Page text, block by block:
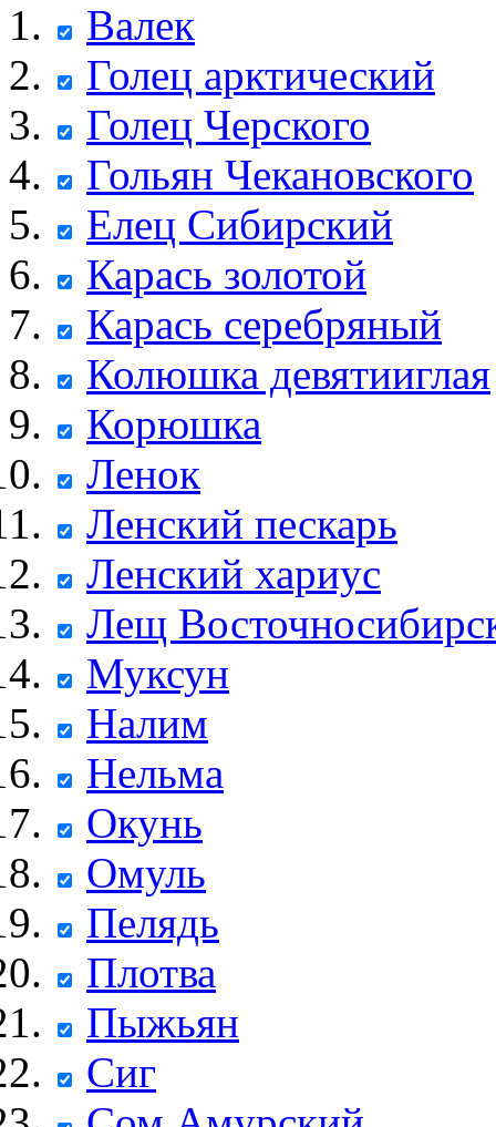
Валек
Голец арктический
Голец Черского
Гольян Чекановского
Елец Сибирский
Карась золотой
Карась серебряный
Колюшка девятииглая
Корюшка
Ленок
Ленский пескарь
Ленский хариус
Лещ
Муксун
Налим
Нельма
Окунь
Омуль
Пелядь
Плотва
Пыжьян
Сиг